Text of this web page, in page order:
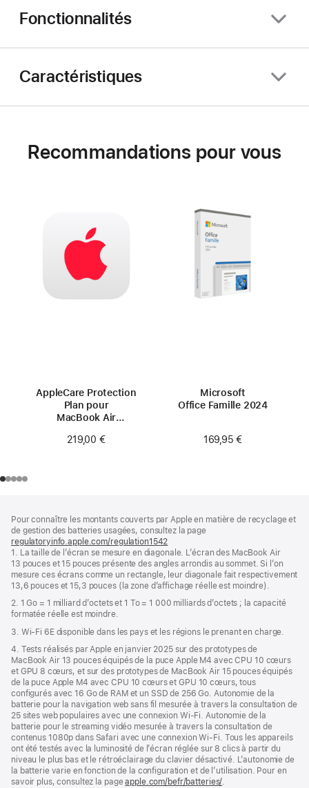
Fonctionnalités
Caractéristiques
Recommandations pour vous
AppleCare Protection
Plan pour
MacBook Air
219,00 €
Microsoft
Office Famille 2024
169,95 €
de
page
de
bas
de
page
Pour connaître les montants couverts par Apple en matière de recyclage et
de gestion des batteries usagées, consultez la page
regulatoryinfo.apple.com/regulation1542
dans
une
nouvelle
fenêtre)
1. La taille de l’écran se mesure en diagonale. L’écran des MacBook Air
13 pouces et 15 pouces présente des angles arrondis au sommet. Si l’on
mesure ces écrans comme un rectangle, leur diagonale fait respectivement
13,6 pouces et 15,3 pouces (la zone d’affichage réelle est moindre).
2. 1 Go = 1 milliard d’octets et 1 To = 1 000 milliards d’octets ; la capacité
formatée réelle est moindre.
3. Wi-Fi 6E disponible dans les pays et les régions le prenant en charge.
4. Tests réalisés par Apple en janvier 2025 sur des prototypes de
MacBook Air 13 pouces équipés de la puce Apple M4 avec CPU 10 cœurs
et GPU 8 cœurs, et sur des prototypes de MacBook Air 15 pouces équipés
de la puce Apple M4 avec CPU 10 cœurs et GPU 10 cœurs, tous
configurés avec 16 Go de RAM et un SSD de 256 Go. Autonomie de la
batterie pour la navigation web sans fil mesurée à travers la consultation de
25 sites web populaires avec une connexion Wi-Fi. Autonomie de la
batterie pour le streaming vidéo mesurée à travers la consultation de
contenus 1080p dans Safari avec une connexion Wi-Fi. Tous les appareils
ont été testés avec la luminosité de l’écran réglée sur 8 clics à partir du
niveau le plus bas et le rétroéclairage du clavier désactivé. L’autonomie de
la batterie varie en fonction de la configuration et de l’utilisation. Pour en
savoir plus, consultez la pageapple.com/befr/batteries/.